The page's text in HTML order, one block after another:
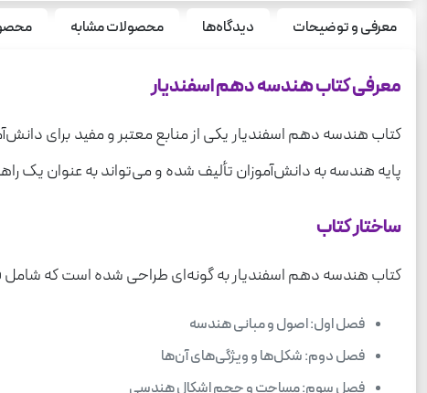
نوع جلد
رشته
وزن
معرفی و توضیحات دیدگاه‌ها محصولات مشابه
معرفی کتاب هندسه دهم اسفندیار
کتاب هندسه دهم اسفندیار یکی از منابع معتبر و مفید برای
پایه هندسه به دانش‌آموزان تألیف شده و می‌تواند به عنوان یک
ساختار کتاب
کتاب هندسه دهم اسفندیار به گونه‌ای طراحی شده است که
فصل اول: اصول و مبانی هندسه
فصل دوم: شکل‌ها و ویژگی‌های آن‌ها
فصل سوم: مساحت و حجم اشکال هندسی